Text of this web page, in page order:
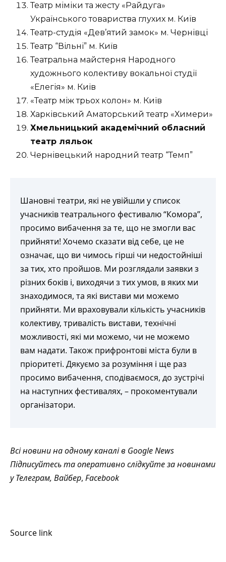
Театр міміки та жесту «Райдуга»
Українського товариства глухих м. Київ
Театр-студія «Дев’ятий замок» м. Чернівці
Театр “Вільні” м. Київ
Театральна майстерня Народного
художнього колективу вокальної студії
«Елегія» м. Київ
«Театр між трьох колон» м. Київ
Харківський Аматорський театр «Химери»
Хмельницький академічний обласний
театр ляльок
Чернівецький народний театр “Темп”
Шановні театри, які не увійшли у список
учасників театрального фестивалю “Комора”,
просимо вибачення за те, що не змогли вас
прийняти! Хочемо сказати від себе, це не
означає, що ви чимось гірші чи недостойніші
за тих, хто пройшов. Ми розглядали заявки з
різних боків і, виходячи з тих умов, в яких ми
знаходимося, та які вистави ми можемо
прийняти. Ми враховували кількість учасників
колективу, тривалість вистави, технічні
можливості, які ми можемо, чи не можемо
вам надати. Також прифронтові міста були в
пріоритеті. Дякуємо за розуміння і ще раз
просимо вибачення, сподіваємося, до зустрічі
на наступних фестивалях, – прокоментували
організатори.
Всі новини на одному каналі в Google News
Підписуйтесь та оперативно слідкуйте за новинами
уТелеграм, Вайбер, Facebook
Source link